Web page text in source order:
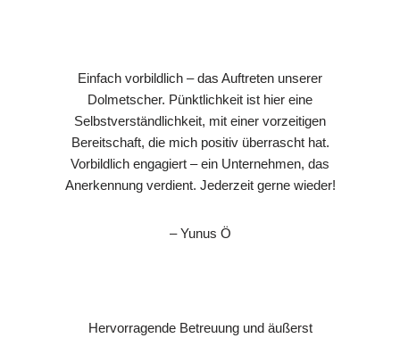
Einfach vorbildlich – das Auftreten unserer
Dolmetscher. Pünktlichkeit ist hier eine
Selbstverständlichkeit, mit einer vorzeitigen
Bereitschaft, die mich positiv überrascht hat.
Vorbildlich engagiert – ein Unternehmen, das
Anerkennung verdient. Jederzeit gerne wieder!
– Yunus Ö
Hervorragende Betreuung und äußerst